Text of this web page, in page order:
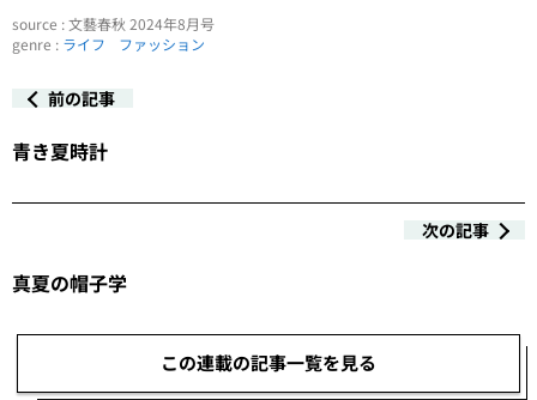
source : 文藝春秋 2024年8月号
genre : ライフ ファッション
前の記事
青き夏時計
次の記事
真夏の帽子学
この連載の記事一覧を見る